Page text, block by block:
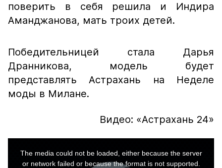
поверить в себя решила и Индира
Аманджанова, мать троих детей.
Победительницей стала Дарья
Дранникова, модель будет
представлять Астрахань на Неделе
моды в Милане.
Видео: «Астрахань 24»
The media could not be loaded, either because the server
or network failed or because the format is not supported.